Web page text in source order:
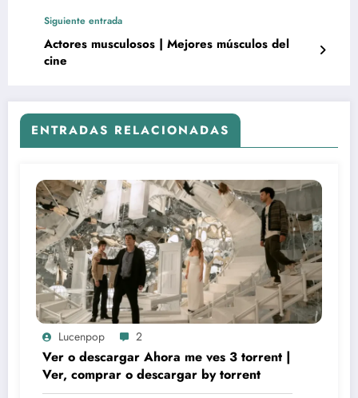
Siguiente entrada
Actores musculosos | Mejores músculos del
cine
ENTRADAS RELACIONADAS
Lucenpop 2
Ver o descargar Ahora me ves 3 torrent |
Ver, comprar o descargar by torrent